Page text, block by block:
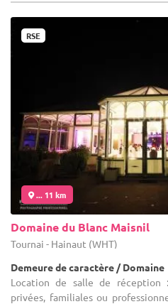
RSE
... 11 km
Domaine du Blanc Maisnil
Tournai - Hainaut (WHT)
Demeure de caractère / Domaine
Location de salle de
privées, familiales ou